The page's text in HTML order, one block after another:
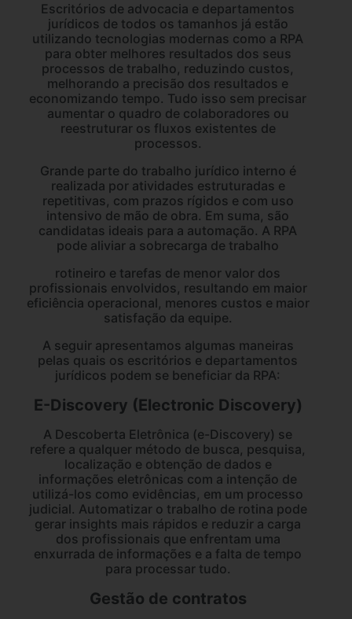
Escritórios de advocacia e departamentos
jurídicos de todos os tamanhos já estão
utilizando tecnologias modernas como a RPA
para obter melhores resultados dos seus
processos de trabalho, reduzindo custos,
melhorando a precisão dos resultados e
economizando tempo. Tudo isso sem precisar
aumentar o quadro de colaboradores ou
reestruturar os fluxos existentes de
processos.
Grande parte do trabalho jurídico interno é
realizada por atividades estruturadas e
repetitivas, com prazos rígidos e com uso
intensivo de mão de obra. Em suma, são
candidatas ideais para a automação. A RPA
pode aliviar a sobrecarga de trabalho
rotineiro e tarefas de menor valor dos
profissionais envolvidos, resultando em maior
eficiência operacional, menores custos e maior
satisfação da equipe.
A seguir apresentamos algumas maneiras
pelas quais os escritórios e departamentos
jurídicos podem se beneficiar da RPA:
E-Discovery (Electronic Discovery)
A Descoberta Eletrônica (e-Discovery) se
refere a qualquer método de busca, pesquisa,
localização e obtenção de dados e
informações eletrônicas com a intenção de
utilizá-los como evidências, em um processo
judicial. Automatizar o trabalho de rotina pode
gerar insights mais rápidos e reduzir a carga
dos profissionais que enfrentam uma
enxurrada de informações e a falta de tempo
para processar tudo.
Gestão de contratos